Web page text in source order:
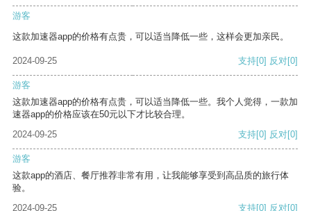
游客
这款加速器app的价格有点贵，可以适当降低一些，这样会更加亲民。
2024-09-25 支持[0] 反对[0]
游客
这款加速器app的价格有点贵，可以适当降低一些。我个人觉得，一款加
速器app的价格应该在50元以下才比较合理。
2024-09-25
支持[0] 反对[0]
游客
这款app的酒店、餐厅推荐非常有用，让我能够享受到高品质的旅行体
验。
2024-09-25
支持[0] 反对[0]